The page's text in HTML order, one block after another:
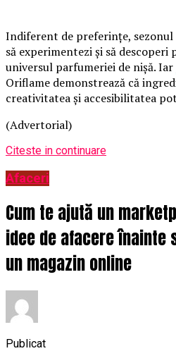
Indiferent de preferințe,
să experimentezi și să
universul parfumeriei de nișă. Iar
Oriflame demonstrează că
creativitatea și accesibilitatea
(Advertorial)
Citeste in continuare
Afaceri
Cum te ajută un
idee de afacere
un magazin online
Publicat